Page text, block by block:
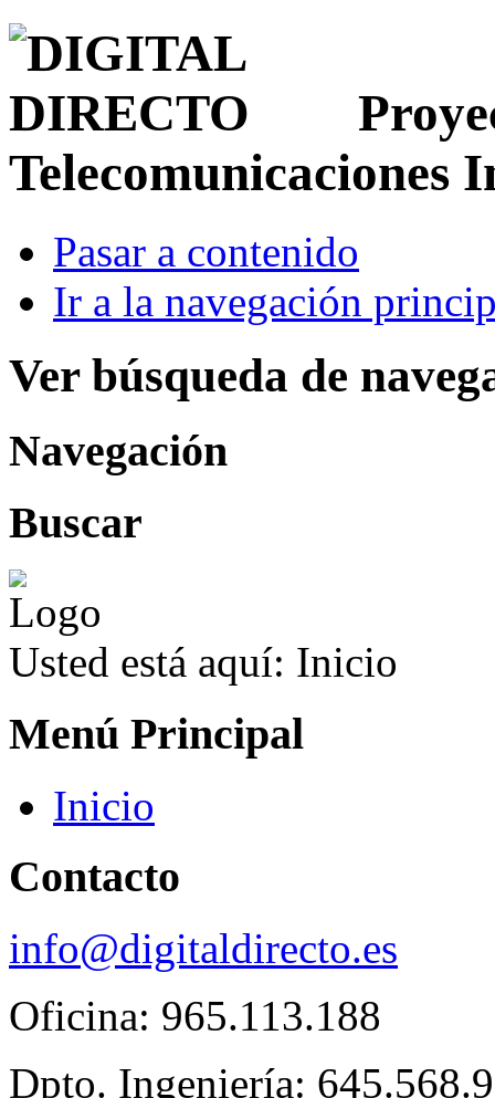
Telecomunicaciones
Pasar a contenido
Ir a la navegación
Ver búsqueda de
Navegación
Buscar
Usted está aquí: Inicio
Menú Principal
Inicio
Contacto
info@digitaldirecto.es
Oficina: 965.113.188
Dpto. Ingeniería: